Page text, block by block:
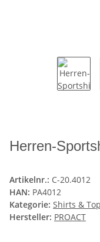
Herren-
Artikelnr.: C-20.4012
HAN: PA4012
Kategorie: Shirts &
Hersteller: PROACT